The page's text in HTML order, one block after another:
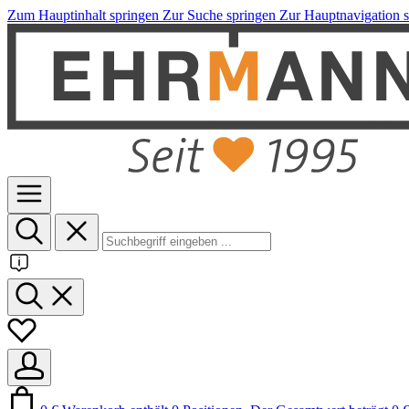
Zum Hauptinhalt springen Zur Suche springen Zur Hauptnavigation